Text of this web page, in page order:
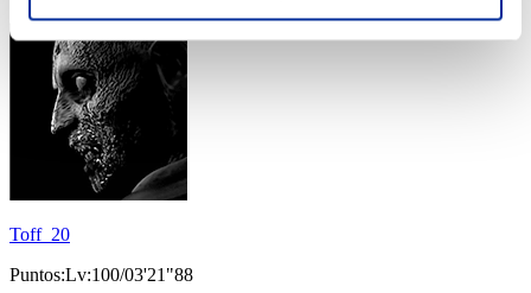
Toff_20
Puntos:Lv:100/03'21"88